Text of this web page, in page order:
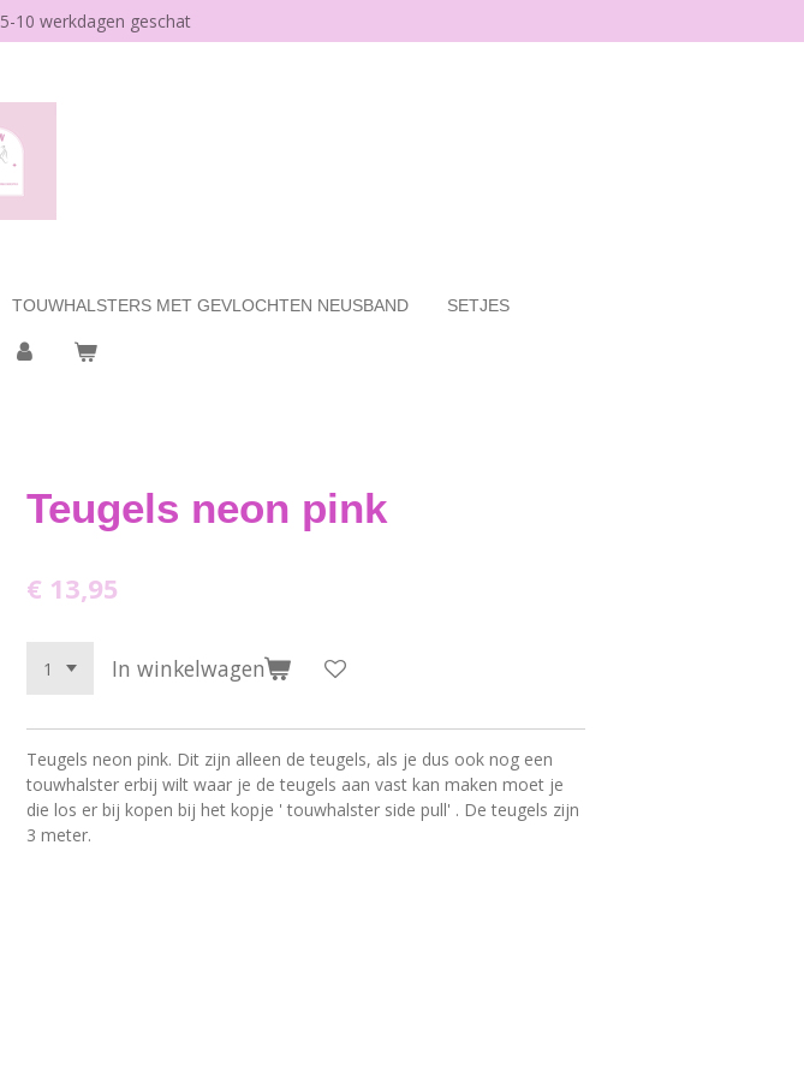
5-10 werkdagen geschat
TOUWHALSTERS MET GEVLOCHTEN NEUSBAND SETJES
Teugels neon pink
€ 13,95
In winkelwagen
Teugels neon pink. Dit zijn alleen de teugels, als je dus ook nog een
touwhalster erbij wilt waar je de teugels aan vast kan maken moet je
die los er bij kopen bij het kopje ' touwhalster side pull' . De teugels zijn
3 meter.